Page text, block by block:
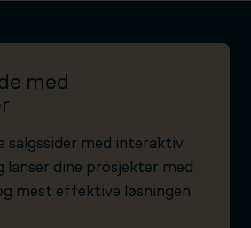
med
salgssider med interaktiv
lanser dine prosjekter med
mest effektive løsningen